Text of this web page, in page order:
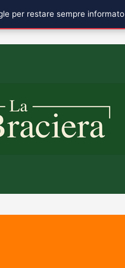
per restare sempre informato